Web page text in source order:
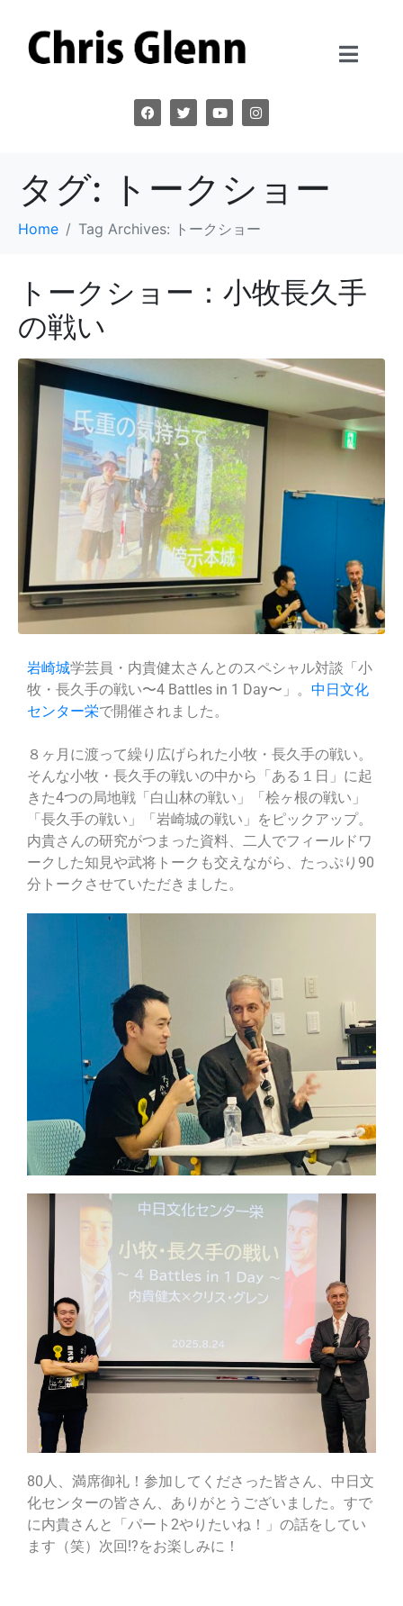
タグ: トークショー
Home Tag Archives: トークショー
トークショー：小牧長久手
の戦い
岩崎城学芸員・内貴健太さんとのスペシャル対談「小
牧・長久手の戦い〜4 Battles in 1 Day〜」。 中日文化
センター栄で開催されました。
８ヶ月に渡って繰り広げられた小牧・長久手の戦い。
そんな小牧・長久手の戦いの中から「ある１日」に起
きた4つの局地戦「白山林の戦い」「桧ヶ根の戦い」
「長久手の戦い」「岩崎城の戦い」をピックアップ。
内貴さんの研究がつまった資料、二人でフィールドワ
ークした知見や武将トークも交えながら、たっぷり90
分トークさせていただきました。
80人、満席御礼！参加してくださった皆さん、中日文
化センターの皆さん、ありがとうございました。すで
に内貴さんと「パート2やりたいね！」の話をしてい
ます（笑）次回!?をお楽しみに！